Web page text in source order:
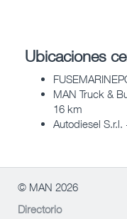
Ubicaciones
MAN Truck &
16 km
Autodiesel
© MAN 2026
Directorio